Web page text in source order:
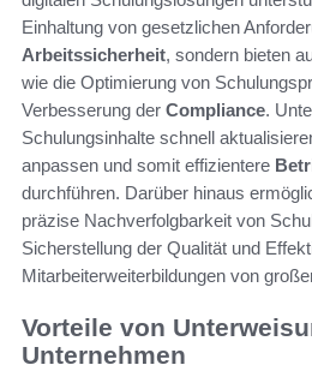
Einhaltung von gesetzlichen
Arbeitssicherheit, sondern bieten
wie die Optimierung von
Verbesserung der Compliance.
Schulungsinhalte schnell
anpassen und somit effizientere
durchführen. Darüber hinaus
präzise Nachverfolgbarkeit von
Sicherstellung der Qualität und
Mitarbeiterweiterbildungen von
Vorteile von
Unternehmen